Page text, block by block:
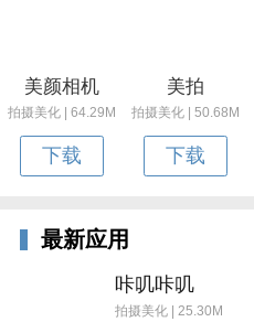
美颜相机
拍摄美化 | 64.29M
下载
美拍
拍摄美化 | 50.68M
下载
最新应用
咔叽咔叽
拍摄美化 | 25.30M